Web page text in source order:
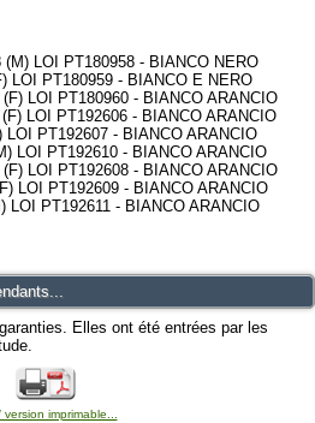
(M) LOI PT180958 - BIANCO NERO
LOI PT180959 - BIANCO E NERO
(F) LOI PT180960 - BIANCO ARANCIO
(F) LOI PT192606 - BIANCO ARANCIO
LOI PT192607 - BIANCO ARANCIO
LOI PT192610 - BIANCO ARANCIO
(F) LOI PT192608 - BIANCO ARANCIO
LOI PT192609 - BIANCO ARANCIO
LOI PT192611 - BIANCO ARANCIO
Elles ont été entrées par les
version imprimable...